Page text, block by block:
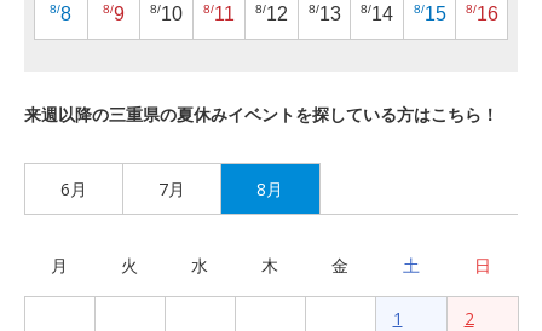
8/8 8/9 8/10 8/11 8/12 8/13 8/14 8/15 8/16
来週以降の三重県の夏休みイベントを探している方はこちら！
6月 7月 8月
月 火 水 木 金 土 日
1 2